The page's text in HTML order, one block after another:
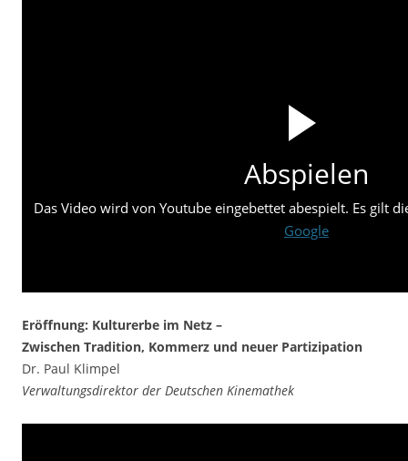
Abspielen
Das Video wird von Youtube eingebettet abespielt. Es gilt
Google
Eröffnung: Kulturerbe im Netz –
Zwischen Tradition, Kommerz und neuer Partizipation
Dr. Paul Klimpel
Verwaltungsdirektor der Deutschen Kinemathek